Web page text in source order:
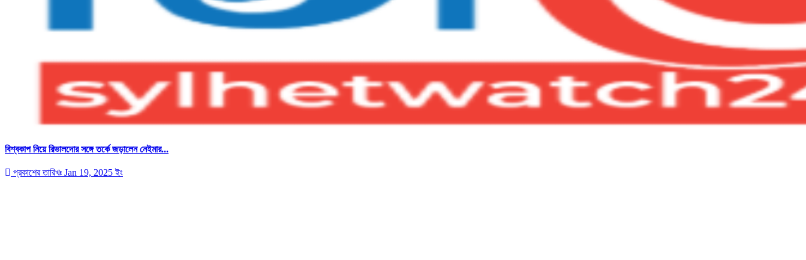
বিশ্বকাপ নিয়ে রিভালদোর সঙ্গে তর্কে জড়ালেন নেইমার...
প্রকাশের তারিখঃ Jan 19, 2025 ইং